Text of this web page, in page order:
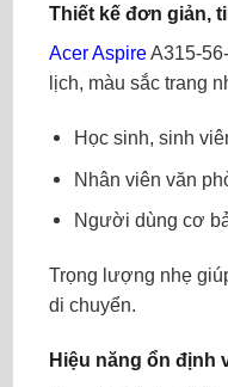
Thiết kế đơn giản,
Acer AspireA315-
lịch, màu sắc trang
Học sinh, sinh
Nhân viên văn
Người dùng cơ
Trọng lượng nhẹ
di chuyển.
Hiệu năng ổn định